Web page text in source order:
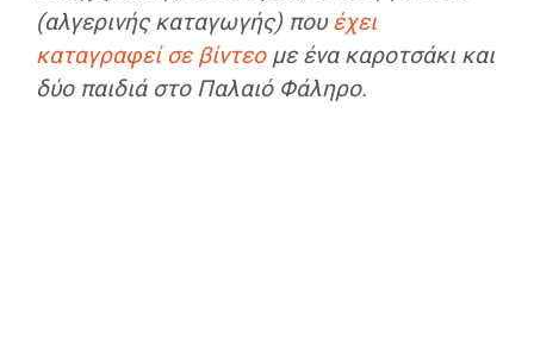
(αλγερινής καταγωγής) πουέχει
καταγραφεί σε βίντεομε ένα καροτσάκι και
δύο παιδιά στο Παλαιό Φάληρο.